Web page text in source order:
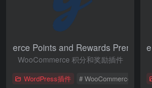
Points and Rewards Premium
WooCommerce 积分和奖励插件
WordPress插件 # WooCommerce #
YITH